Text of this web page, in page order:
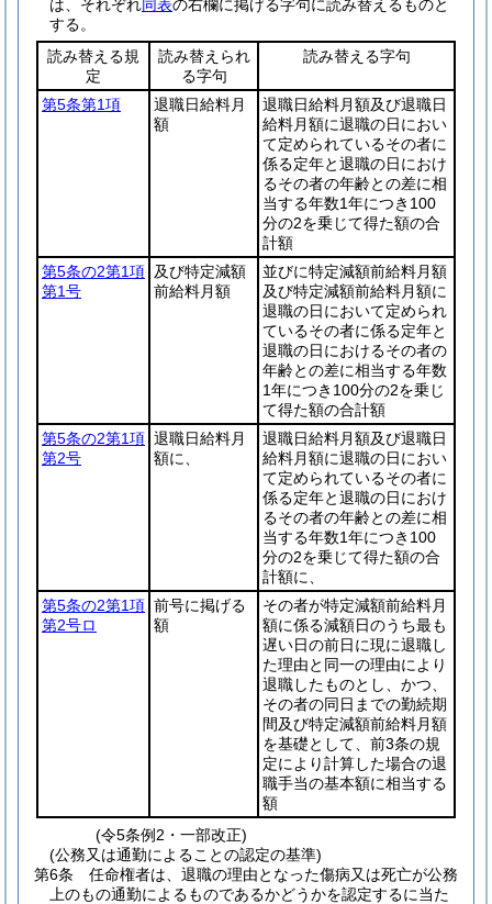
は、それぞれ同表の右欄に掲げる字句に読み替えるものと
する。
読み替える規
定
読み替えられ
る字句
読み替える字句
第5条第1項
退職日給料月
額
退職日給料月額及び退職日
給料月額に退職の日におい
て定められているその者に
係る定年と退職の日におけ
るその者の年齢との差に相
当する年数1年につき100
分の2を乗じて得た額の合
計額
第5条の2第1項
第1号
及び特定減額
前給料月額
並びに特定減額前給料月額
及び特定減額前給料月額に
退職の日において定められ
ているその者に係る定年と
退職の日におけるその者の
年齢との差に相当する年数
1年につき100分の2を乗じ
て得た額の合計額
第5条の2第1項
第2号
退職日給料月
額に、
退職日給料月額及び退職日
給料月額に退職の日におい
て定められているその者に
係る定年と退職の日におけ
るその者の年齢との差に相
当する年数1年につき100
分の2を乗じて得た額の合
計額に、
第5条の2第1項
第2号ロ
前号に掲げる
額
その者が特定減額前給料月
額に係る減額日のうち最も
遅い日の前日に現に退職し
た理由と同一の理由により
退職したものとし、かつ、
その者の同日までの勤続期
間及び特定減額前給料月額
を基礎として、前3条の規
定により計算した場合の退
職手当の基本額に相当する
額
(令5条例2・一部改正)
(公務又は通勤によることの認定の基準)
第6条
任命権者は、退職の理由となった傷病又は死亡が公務
上のもの通勤によるものであるかどうかを認定するに当た